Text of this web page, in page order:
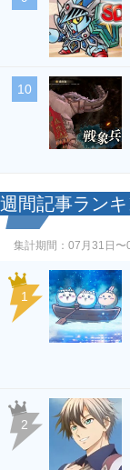
10
週間記事ラン
集計期間： 07月31日〜
1
2